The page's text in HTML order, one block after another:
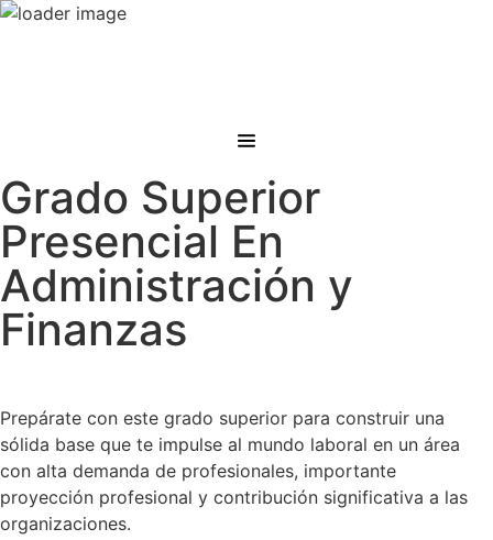
Grado Superior
Presencial En
Administración y
Finanzas
Prepárate con este grado superior para construir una
sólida base que te impulse al mundo laboral en un área
con alta demanda de profesionales, importante
proyección profesional y contribución significativa a las
organizaciones.